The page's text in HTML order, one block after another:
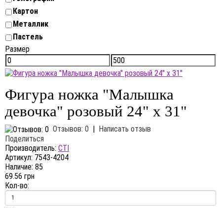
Картон
Металлик
Пастель
Размер
Фигура ножка "Малышка
девочка" розовый 24" x 31"
Отзывов: 0 | Написать отзыв
Поделиться
Производитель: CTI
Артикул: 7543-4204
Наличие: 85
69.56 грн
Кол-во: